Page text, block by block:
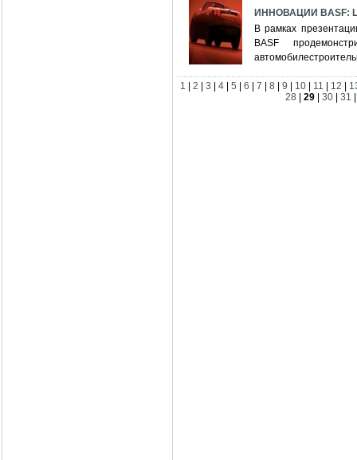
ИННОВАЦИИ BASF:
В рамках
BASF
1 2 3 4 5 6 7 8 9 10 11 12
28
29 30 31